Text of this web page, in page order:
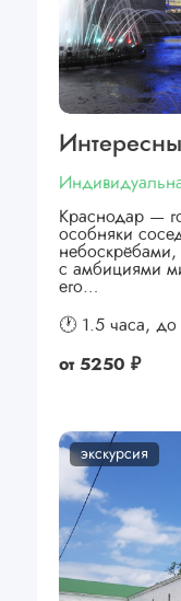
Краснодар —
особняки
с амбициями
его…
🕐 1.5 часа, до
от 5250 ₽
экскурсия